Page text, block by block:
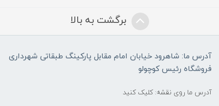
برگشت به بالا
آدرس ما: شاهرود خیابان امام مقابل پارکینگ طبقاتی شهرداری
فروشگاه رئیس کوچولو
آدرس ما روی نقشه: کلیک کنید